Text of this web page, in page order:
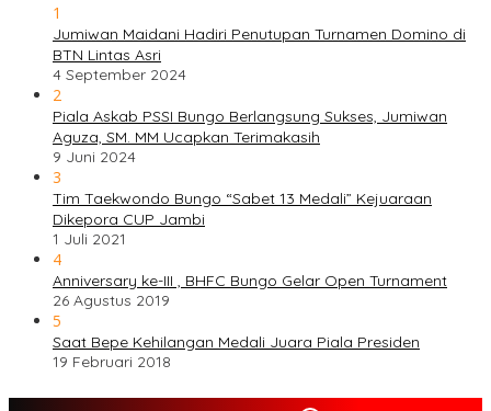
1
Jumiwan Maidani Hadiri Penutupan Turnamen Domino di
BTN Lintas Asri
4 September 2024
2
Piala Askab PSSI Bungo Berlangsung Sukses, Jumiwan
Aguza, SM. MM Ucapkan Terimakasih
9 Juni 2024
3
Tim Taekwondo Bungo “Sabet 13 Medali” Kejuaraan
Dikepora CUP Jambi
1 Juli 2021
4
Anniversary ke-III , BHFC Bungo Gelar Open Turnament
26 Agustus 2019
5
Saat Bepe Kehilangan Medali Juara Piala Presiden
19 Februari 2018